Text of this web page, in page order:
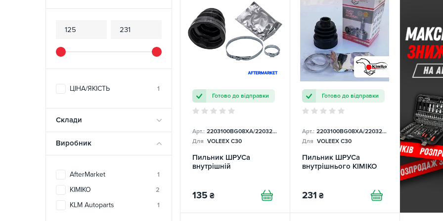
ЦІНА/ЯКІСТЬ 1
Склади
Виробник
AfterMarket 1
KIMIKO 2
KLM Autoparts 1
Готово до відправки
Арт.: 2203100BG08XA/2203200BG08XA
Для VOLEEX C30
Пильник ШРУСа
внутрішній
135 ₴
Готово до відправки
Арт.: 2203100BG08XA/2203200BG08XA
Для VOLEEX C30
Пильник ШРУСа
внутрішнього KIMIKO
231 ₴